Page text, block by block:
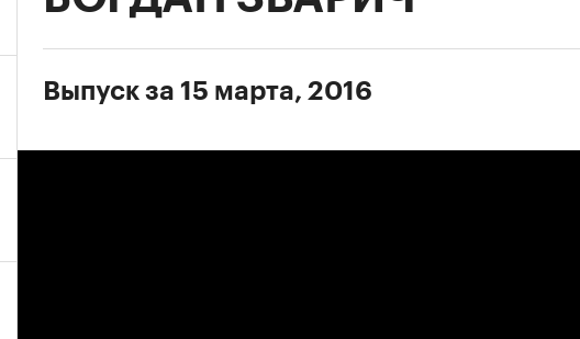
Выпуск за 15 марта, 2016